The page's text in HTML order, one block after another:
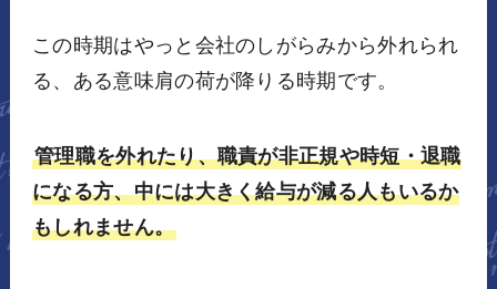
この時期はやっと会社のしがらみから外れられ
る、ある意味肩の荷が降りる時期です。
管理職を外れたり、職責が非正規や時短・退職
になる方、中には大きく給与が減る人もいるか
もしれません。